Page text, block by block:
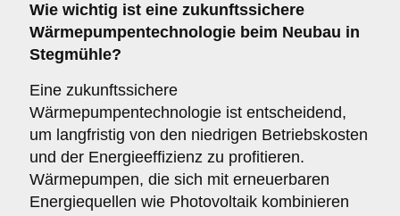
Wie wichtig ist eine zukunftssichere
Wärmepumpentechnologie beim Neubau in
Stegmühle?
Eine zukunftssichere
Wärmepumpentechnologie ist entscheidend,
um langfristig von den niedrigen Betriebskosten
und der Energieeffizienz zu profitieren.
Wärmepumpen, die sich mit erneuerbaren
Energiequellen wie Photovoltaik kombinieren